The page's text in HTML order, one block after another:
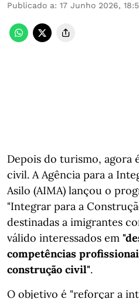
Publicado a: 17 Junho 2026,
Depois do turismo, agora
civil. A Agência para a
Asilo (AIMA) lançou o
"Integrar para a
destinadas a imigrantes
válido interessados em
competências
construção civil".
O objetivo é "reforçar a